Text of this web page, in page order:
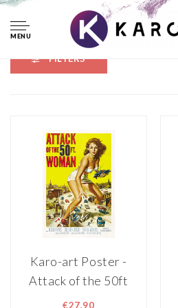
MENU
Amerikaans
FILTERS
Karo-art Poster -
Attack of the 50ft
woman, Cult film
€27,90